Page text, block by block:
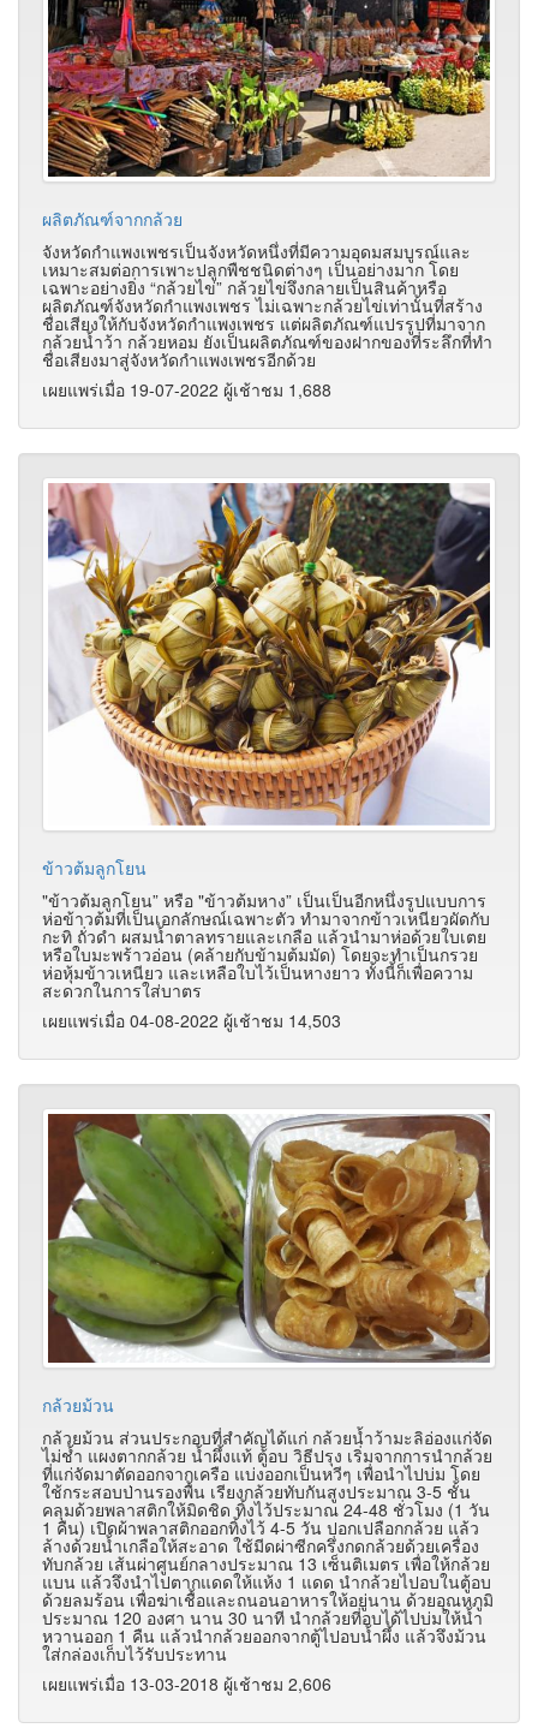
ผลิตภัณฑ์จากกล้วย
จังหวัดกำแพงเพชรเป็นจังหวัดหนึ่งที่มีความอุดมสมบูรณ์และ
เหมาะสมต่อการเพาะปลูกพืชชนิดต่างๆ เป็นอย่างมาก โดย
เฉพาะอย่างยิ่ง “กล้วยไข่” กล้วยไข่จึงกลายเป็นสินค้าหรือ
ผลิตภัณฑ์จังหวัดกำแพงเพชร ไม่เฉพาะกล้วยไข่เท่านั้นที่สร้าง
ชื่อเสียงให้กับจังหวัดกำแพงเพชร แต่ผลิตภัณฑ์แปรรูปที่มาจาก
กล้วยน้ำว้า กล้วยหอม ยังเป็นผลิตภัณฑ์ของฝากของที่ระลึกที่ทำ
ชื่อเสียงมาสู่จังหวัดกำแพงเพชรอีกด้วย
เผยแพร่เมื่อ 19-07-2022 ผู้เช้าชม 1,688
ข้าวต้มลูกโยน
"ข้าวต้มลูกโยน” หรือ "ข้าวต้มหาง” เป็นเป็นอีกหนึ่งรูปแบบการ
ห่อข้าวต้มที่เป็นเอกลักษณ์เฉพาะตัว ทำมาจากข้าวเหนียวผัดกับ
กะทิ ถั่วดำ ผสมน้ำตาลทรายและเกลือ แล้วนำมาห่อด้วยใบเตย
หรือใบมะพร้าวอ่อน (คล้ายกับข้ามต้มมัด) โดยจะทำเป็นกรวย
ห่อหุ้มข้าวเหนียว และเหลือใบไว้เป็นหางยาว ทั้งนี้ก็เพื่อความ
สะดวกในการใส่บาตร
เผยแพร่เมื่อ 04-08-2022 ผู้เช้าชม 14,503
กล้วยม้วน
กล้วยม้วน ส่วนประกอบที่สำคัญได้แก่ กล้วยน้ำว้ามะลิอ่องแก่จัด
ไม่ช้ำ แผงตากกล้วย น้ำผึ้งแท้ ตู้อบ วิธีปรุง เริ่มจากการนำกล้วย
ที่แก่จัดมาตัดออกจากเครือ แบ่งออกเป็นหวีๆ เพื่อนำไปบ่ม โดย
ใช้กระสอบป่านรองพื้น เรียงกล้วยทับกันสูงประมาณ 3-5 ชั้น
คลุมด้วยพลาสติกให้มิดชิด ทิ้งไว้ประมาณ 24-48 ชั่วโมง (1 วัน
1 คืน) เปิดผ้าพลาสติกออกทิ้งไว้ 4-5 วัน ปอกเปลือกกล้วย แล้ว
ล้างด้วยน้ำเกลือให้สะอาด ใช้มีดผ่าซีกครึ่งกดกล้วยด้วยเครื่อง
ทับกล้วย เส้นผ่าศูนย์กลางประมาณ 13 เซ็นติเมตร เพื่อให้กล้วย
แบน แล้วจึงนำไปตากแดดให้แห้ง 1 แดด นำกล้วยไปอบในตู้อบ
ด้วยลมร้อน เพื่อฆ่าเชื้อและถนอนอาหารให้อยู่นาน ด้วยอุณหภูมิ
ประมาณ 120 องศา นาน 30 นาที นำกล้วยที่อบได้ไปบ่มให้น้ำ
หวานออก 1 คืน แล้วนำกล้วยออกจากตู้ไปอบน้ำผึ้ง แล้วจึงม้วน
ใส่กล่องเก็บไว้รับประทาน
เผยแพร่เมื่อ 13-03-2018 ผู้เช้าชม 2,606